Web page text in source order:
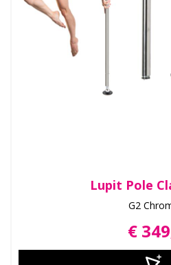
Lupit Pole
G2
€ 349